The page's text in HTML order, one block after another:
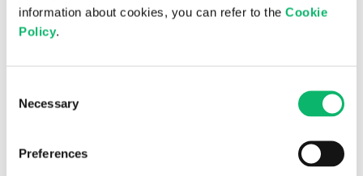
information about cookies, you can refer to the Cookie
Policy.
Selection
Necessary
Preferences